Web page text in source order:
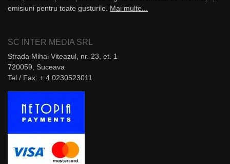
emisiuni pentru toate gusturile. Mai multe...
SC INTER MEDIA SRL
Strada Mihai Viteazul, nr. 23, et. 1
720059, Suceava
Tel / Fax: + 4 0230523011